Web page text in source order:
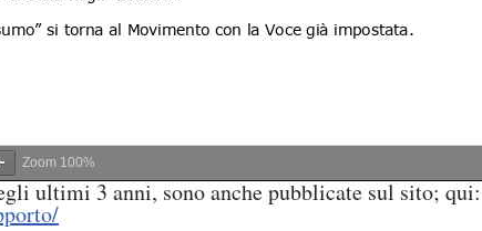
Zoom 100%
ultimi 3 anni, sono anche pubblicate sul sito; qui: